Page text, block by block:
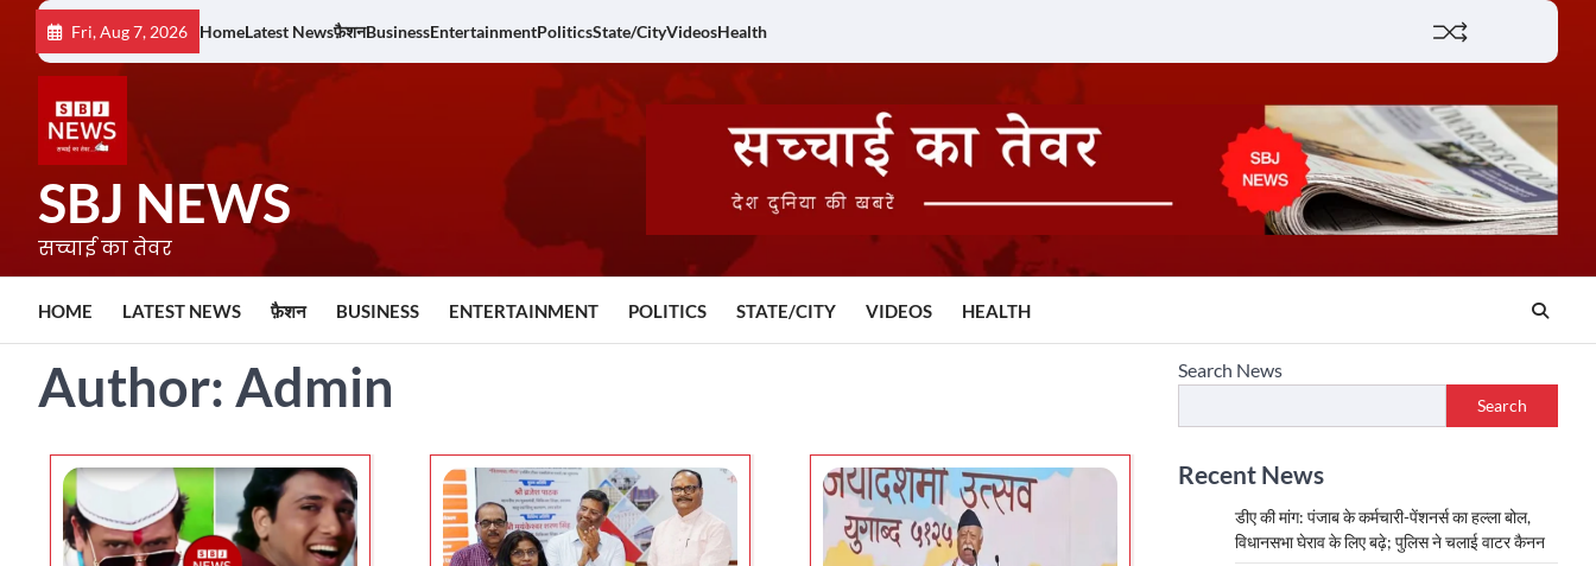
content
Fri, Aug 7, 2026 HomeLatest Newsफ़ैशनBusinessEntertainmentPoliticsState/CityVideosHealth
SBJ NEWS
सच्चाई का तेवर
HOME LATEST NEWS फ़ैशन BUSINESS ENTERTAINMENT POLITICS STATE/CITY VIDEOS HEALTH
Author: Admin Search News
Search
Recent News
डीए की मांग: पंजाब के कर्मचारी-पेंशनर्स का हल्ला बोल,
विधानसभा घेराव के लिए बढ़े; पुलिस ने चलाई वाटर कैनन